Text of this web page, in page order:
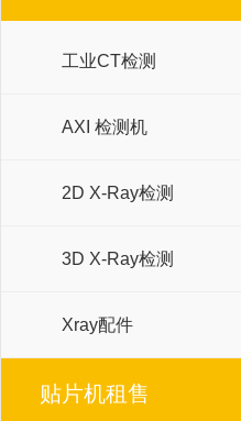
工业CT检测
AXI 检测机
2D X-Ray检测
3D X-Ray检测
Xray配件
贴片机租售